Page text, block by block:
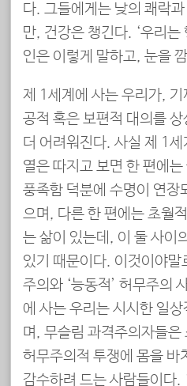
다. 그들에게는 낮의 쾌락
만, 건강은 챙긴다. ‘우리는
인은 이렇게 말하고, 눈을
제 1세계에 사는 우리가,
공적 혹은 보편적 대의를
더 어려워진다. 사실 제 1
열은 따지고 보면 한 편에
풍족함 덕분에 수명이 연장
으며, 다른 한 편에는 초월
는 삶이 있는데, 이 둘 사이
있기 때문이다. 이것이야말
주의와 ‘능동적’ 허무주의
에 사는 우리는 시시한 일상
며, 무슬림 과격주의자들
허무주의적 투쟁에 몸을 바
감수하려 드는 사람들이다.